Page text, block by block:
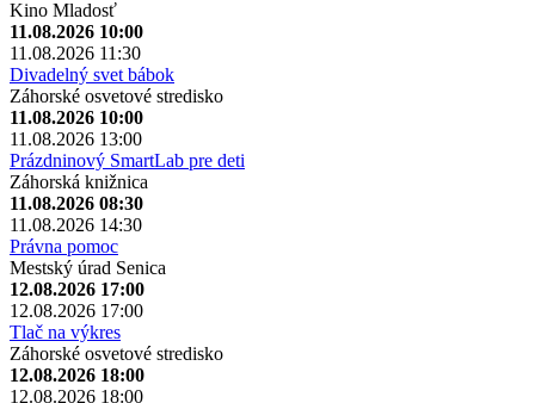
Kino Mladosť
11.08.2026 10:00
11.08.2026 11:30
Divadelný svet bábok
Záhorské osvetové stredisko
11.08.2026 10:00
11.08.2026 13:00
Prázdninový SmartLab pre deti
Záhorská knižnica
11.08.2026 08:30
11.08.2026 14:30
Právna pomoc
Mestský úrad Senica
12.08.2026 17:00
12.08.2026 17:00
Tlač na výkres
Záhorské osvetové stredisko
12.08.2026 18:00
12.08.2026 18:00